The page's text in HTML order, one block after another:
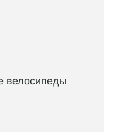
велосипеды